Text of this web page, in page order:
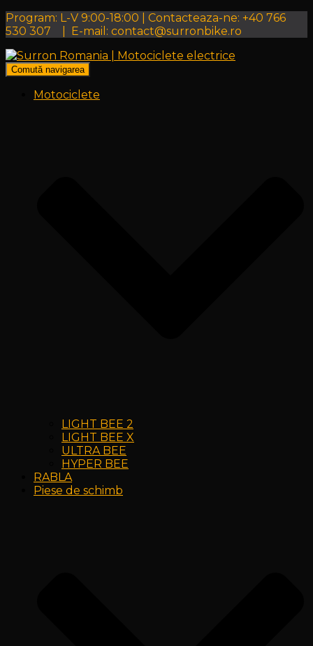
Program: L-V 9:00-18:00 | Contacteaza-ne: +40 766
530 307 | E-mail: contact@surronbike.ro
Comută navigarea
Motociclete
LIGHT BEE 2
LIGHT BEE X
ULTRA BEE
HYPER BEE
RABLA
Piese de schimb